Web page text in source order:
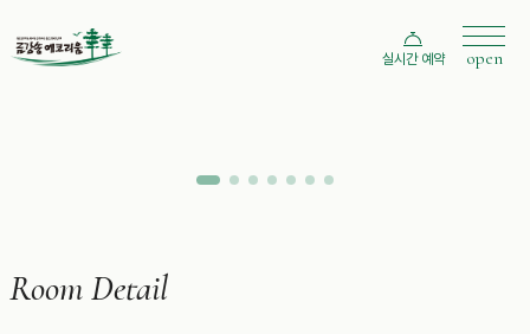
실시간 예약 open
B동 3인실 (패키지 필수)
Room Detail